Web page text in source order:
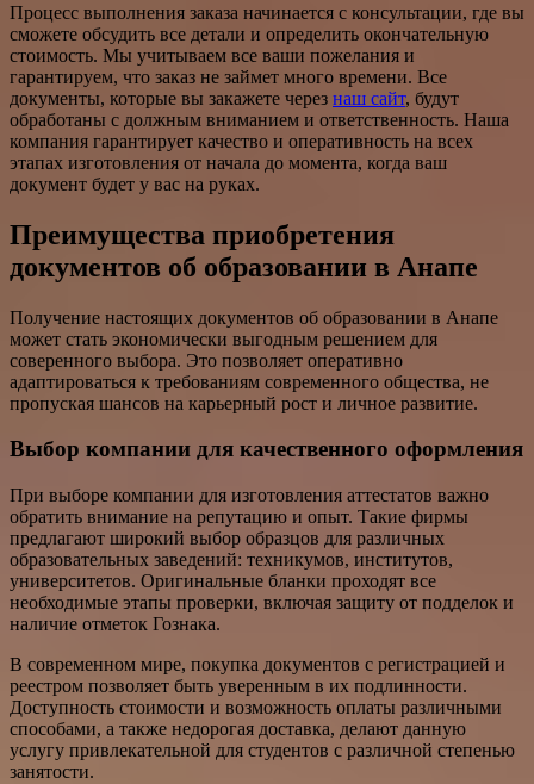
Процесс выполнения заказа начинается с консультации, где вы
сможете обсудить все детали и определить окончательную
стоимость. Мы учитываем все ваши пожелания и
гарантируем, что заказ не займет много времени. Все
документы, которые вы закажете через наш сайт, будут
обработаны с должным вниманием и ответственность. Наша
компания гарантирует качество и оперативность на всех
этапах изготовления от начала до момента, когда ваш
документ будет у вас на руках.
Преимущества приобретения
документов об образовании в Анапе
Получение настоящих документов об образовании в Анапе
может стать экономически выгодным решением для
соверенного выбора. Это позволяет оперативно
адаптироваться к требованиям современного общества, не
пропуская шансов на карьерный рост и личное развитие.
Выбор компании для качественного оформления
При выборе компании для изготовления аттестатов важно
обратить внимание на репутацию и опыт. Такие фирмы
предлагают широкий выбор образцов для различных
образовательных заведений: техникумов, институтов,
университетов. Оригинальные бланки проходят все
необходимые этапы проверки, включая защиту от подделок и
наличие отметок Гознака.
В современном мире, покупка документов с регистрацией и
реестром позволяет быть уверенным в их подлинности.
Доступность стоимости и возможность оплаты различными
способами, а также недорогая доставка, делают данную
услугу привлекательной для студентов с различной степенью
занятости.